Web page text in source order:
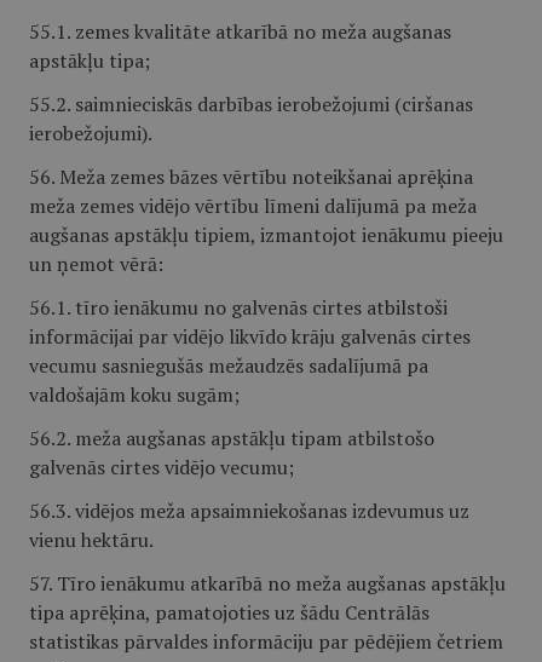
55.1. zemes kvalitāte atkarībā no meža augšanas
apstākļu tipa;
55.2. saimnieciskās darbības ierobežojumi (ciršanas
ierobežojumi).
56. Meža zemes bāzes vērtību noteikšanai aprēķina
meža zemes vidējo vērtību līmeni dalījumā pa meža
augšanas apstākļu tipiem, izmantojot ienākumu pieeju
un ņemot vērā:
56.1. tīro ienākumu no galvenās cirtes atbilstoši
informācijai par vidējo likvīdo krāju galvenās cirtes
vecumu sasniegušās mežaudzēs sadalījumā pa
valdošajām koku sugām;
56.2. meža augšanas apstākļu tipam atbilstošo
galvenās cirtes vidējo vecumu;
56.3. vidējos meža apsaimniekošanas izdevumus uz
vienu hektāru.
57. Tīro ienākumu atkarībā no meža augšanas apstākļu
tipa aprēķina, pamatojoties uz šādu Centrālās
statistikas pārvaldes informāciju par pēdējiem četriem